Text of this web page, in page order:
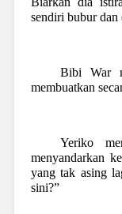
sendiri bubur dan
Bibi War
membuatkan
Yeriko
menyandarkan
yang tak asing
sini?”